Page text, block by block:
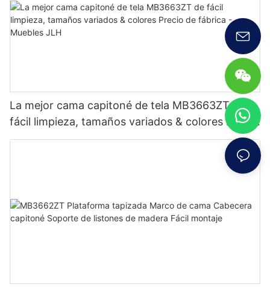
La mejor cama capitoné de tela MB3663ZT de
fácil limpieza, tamaños variados & colores Precio
de fábrica - Muebles JLH